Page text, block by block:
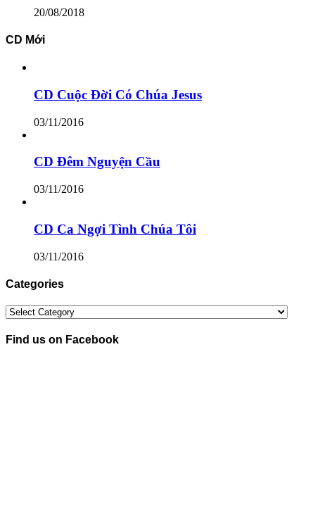
20/08/2018
CD Mới
CD Cuộc Đời Có Chúa Jesus
03/11/2016
CD Đêm Nguyện Cầu
03/11/2016
CD Ca Ngợi Tình Chúa Tôi
03/11/2016
Categories
Categories
Find us on Facebook